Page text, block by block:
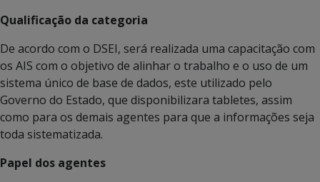
Qualificação da categoria
De acordo com o DSEI, será realizada uma capacitação com
os AIS com o objetivo de alinhar o trabalho e o uso de um
sistema único de base de dados, este utilizado pelo
Governo do Estado, que disponibilizara tabletes, assim
como para os demais agentes para que a informações seja
toda sistematizada.
Papel dos agentes